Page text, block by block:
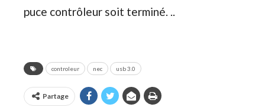
puce contrôleur soit terminé. ..
controleur nec usb 3.0
Partage